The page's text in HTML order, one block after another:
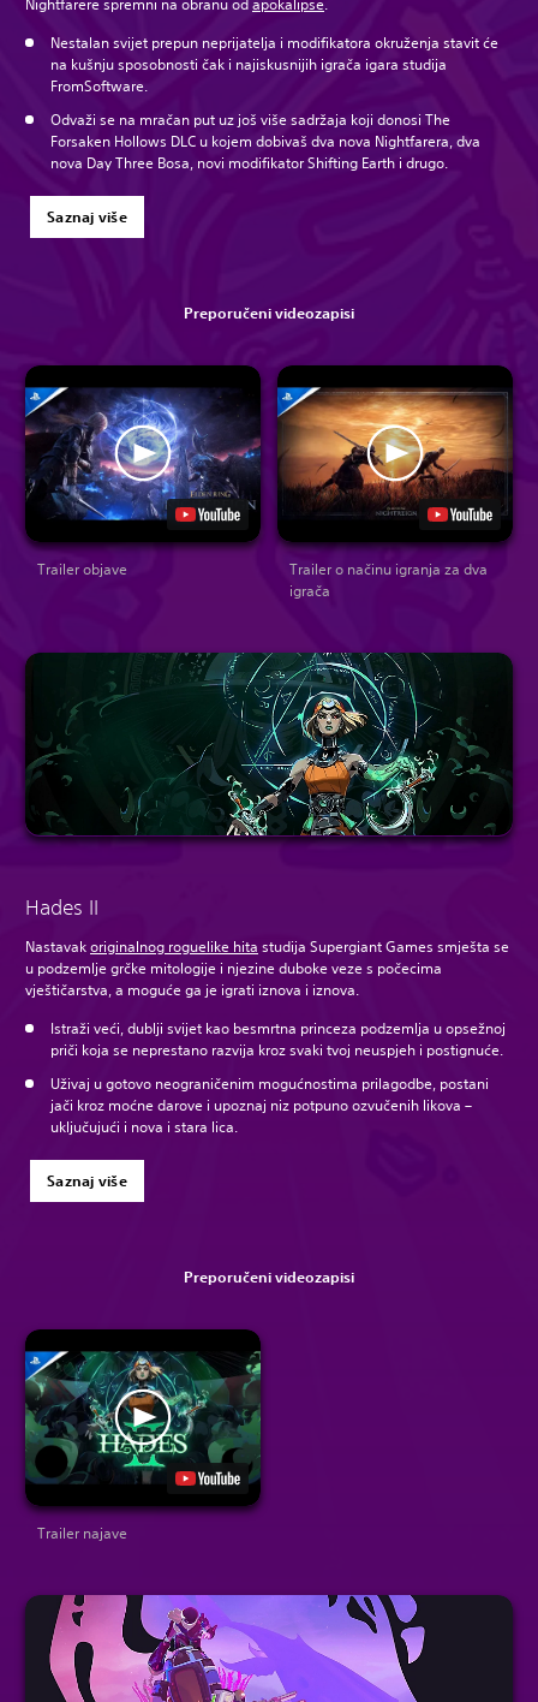
Nestalan svijet prepun neprijatelja i modifikatora okruženja stavit će
na kušnju sposobnosti čak i najiskusnijih igrača igara studija
FromSoftware.
Odvaži se na mračan put uz još više sadržaja koji donosi The
Forsaken Hollows DLC u kojem dobivaš dva nova Nightfarera, dva
nova Day Three Bosa, novi modifikator Shifting Earth i drugo.
Saznaj više
Preporučeni videozapisi
Trailer objave
Trailer o načinu igranja za dva
igrača
Hades II
Nastavakoriginalnog roguelike hita studija Supergiant Games smješta se
u podzemlje grčke mitologije i njezine duboke veze s počecima
vještičarstva, a moguće ga je igrati iznova i iznova.
Istraži veći, dublji svijet kao besmrtna princeza podzemlja u opsežnoj
priči koja se neprestano razvija kroz svaki tvoj neuspjeh i postignuće.
Uživaj u gotovo neograničenim mogućnostima prilagodbe, postani
jači kroz moćne darove i upoznaj niz potpuno ozvučenih likova –
uključujući i nova i stara lica.
Saznaj više
Preporučeni videozapisi
Trailer najave